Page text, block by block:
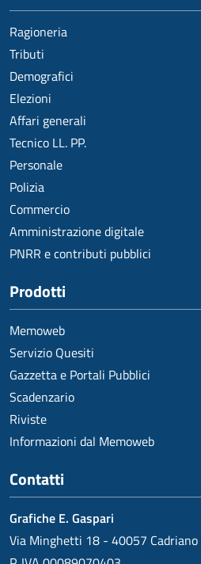
Ragioneria
Tributi
Demografici
Elezioni
Affari generali
Tecnico LL. PP.
Personale
Polizia
Commercio
Amministrazione digitale
PNRR e contributi pubblici
Prodotti
Memoweb
Servizio Quesiti
Gazzetta e Portali Pubblici
Scadenzario
Riviste
Informazioni dal Memoweb
Contatti
Grafiche E. Gaspari
Via Minghetti 18 - 40057 Cadriano